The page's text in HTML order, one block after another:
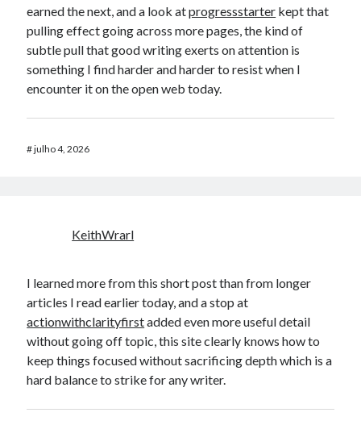
earned the next, and a look atprogressstarter kept that
pulling effect going across more pages, the kind of
subtle pull that good writing exerts on attention is
something I find harder and harder to resist when I
encounter it on the open web today.
#julho 4, 2026
KeithWrarl
I learned more from this short post than from longer
articles I read earlier today, and a stop at
actionwithclarityfirstadded even more useful detail
without going off topic, this site clearly knows how to
keep things focused without sacrificing depth which is a
hard balance to strike for any writer.